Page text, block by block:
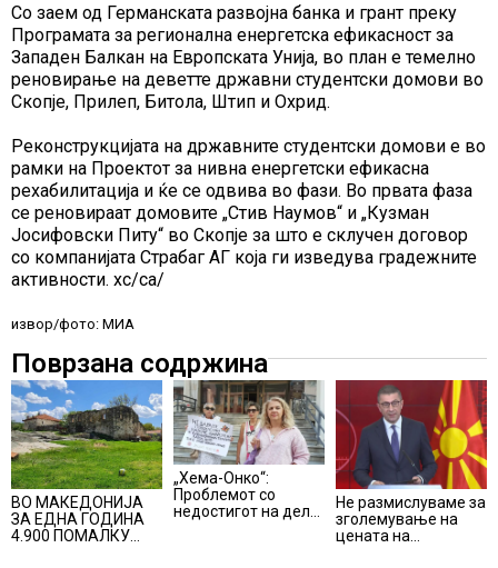
Со заем од Германската развојна банка и грант преку
Програмата за регионална енергетска ефикасност за
Западен Балкан на Европската Унија, во план е темелно
реновирање на деветте државни студентски домови во
Скопје, Прилеп, Битола, Штип и Охрид.
Реконструкцијата на државните студентски домови е во
рамки на Проектот за нивна енергетски ефикасна
рехабилитација и ќе се одвива во фази. Во првата фаза
се реновираат домовите „Стив Наумов“ и „Кузман
Јосифовски Питу“ во Скопје за што е склучен договор
со компанијата Страбаг АГ која ги изведува градежните
активности. хс/са/
извор/фото: МИА
Поврзана содржина
ВО МАКЕДОНИЈА
ЗА ЕДНА ГОДИНА
4.900 ПОМАЛКУ
„Хема-Онко“:
Проблемот со
недостигот на дел
Не размислуваме за
зголемување на
цената на